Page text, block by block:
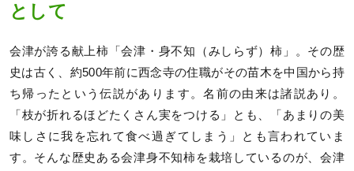
として
会津が誇る献上柿「会津・身不知（みしらず）柿」。その歴
史は古く、約500年前に西念寺の住職がその苗木を中国から持
ち帰ったという伝説があります。名前の由来は諸説あり。
「枝が折れるほどたくさん実をつける」とも、「あまりの美
味しさに我を忘れて食べ過ぎてしまう」とも言われていま
す。そんな歴史ある会津身不知柿を栽培しているのが、会津